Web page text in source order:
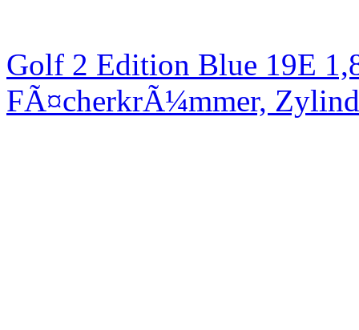
Golf 2 Edition Blue 19E
FÃ¤cherkrÃ¼mmer,